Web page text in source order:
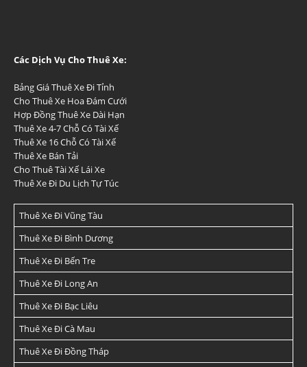
Các Dịch Vụ Cho Thuê Xe:
Bảng Giá Thuê Xe Đi Tỉnh
Cho Thuê Xe Hoa Đám Cưới
Hợp Đồng Thuê Xe Dài Hạn
Thuê Xe 4-7 Chỗ Có Tài Xế
Thuê Xe 16 Chỗ Có Tài Xế
Thuê Xe Bán Tải
Cho Thuê Tài Xế Lái Xe
Thuê Xe Đi Du Lịch Tự Túc
Thuê Xe Đi Vũng Tàu
Thuê Xe Đi Bình Dương
Thuê Xe Đi Bến Tre
Thuê Xe Đi Long An
Thuê Xe Đi Bạc Liêu
Thuê Xe Đi Cà Mau
Thuê Xe Đi Đồng Tháp